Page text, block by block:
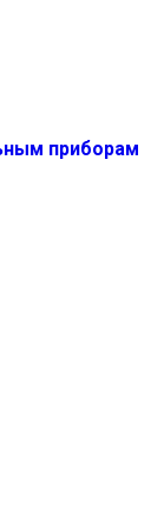
приборам